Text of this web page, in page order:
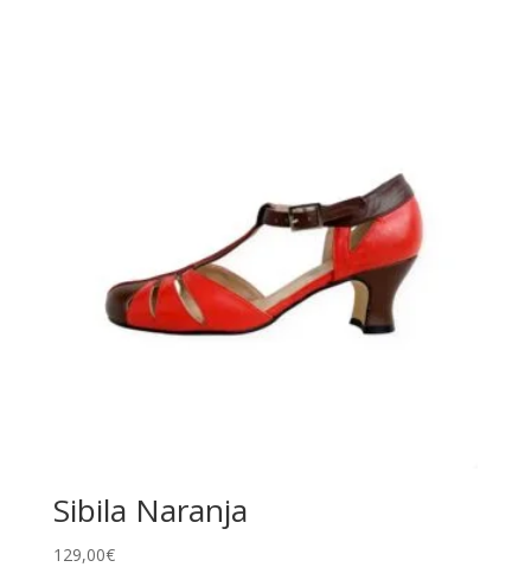
Sibila Naranja
129,00€